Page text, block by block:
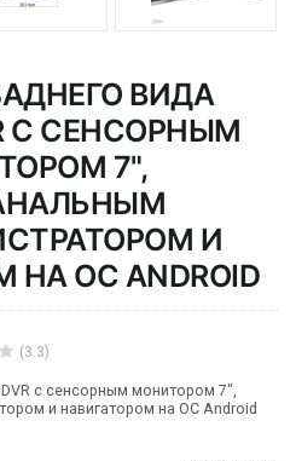
ВИДА
С СЕНСОРНЫМ
7",
И
ОС ANDROID
(3.3)
с сенсорным монитором 7",
и навигатором на ОС Android